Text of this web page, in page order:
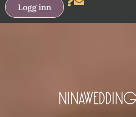
Logg inn